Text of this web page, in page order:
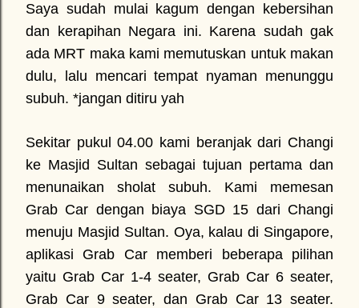
Saya sudah mulai kagum dengan kebersihan
dan kerapihan Negara ini. Karena sudah gak
ada MRT maka kami memutuskan untuk makan
dulu, lalu mencari tempat nyaman menunggu
subuh. *jangan ditiru yah
Sekitar pukul 04.00 kami beranjak dari Changi
ke Masjid Sultan sebagai tujuan pertama dan
menunaikan sholat subuh. Kami memesan
Grab Car dengan biaya SGD 15 dari Changi
menuju Masjid Sultan. Oya, kalau di Singapore,
aplikasi Grab Car memberi beberapa pilihan
yaitu Grab Car 1-4 seater, Grab Car 6 seater,
Grab Car 9 seater, dan Grab Car 13 seater.